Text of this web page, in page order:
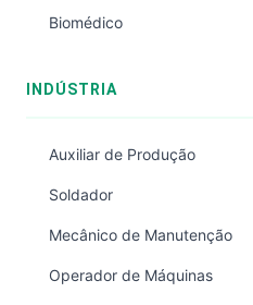
Biomédico
INDÚSTRIA
Auxiliar de Produção
Soldador
Mecânico de Manutenção
Operador de Máquinas